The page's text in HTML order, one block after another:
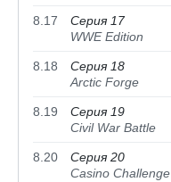
8.17
Серия 17
WWE Edition
8.18
Серия 18
Arctic Forge
8.19
Серия 19
Civil War Battle
8.20
Серия 20
Casino Challenge